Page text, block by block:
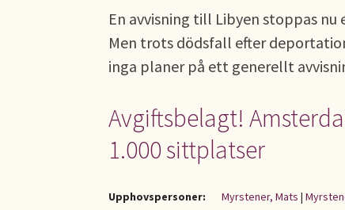
En avvisning till Libyen stoppas
Men trots dödsfall efter
inga planer på ett generellt
Avgiftsbelagt!
1.000 sittplatser
Upphovspersoner: Myrstener, Mats |